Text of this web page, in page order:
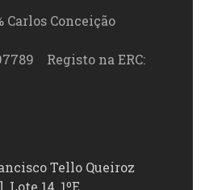
Carlos Conceição
Registo na ERC:
Tello Queiroz
14, 1ºE